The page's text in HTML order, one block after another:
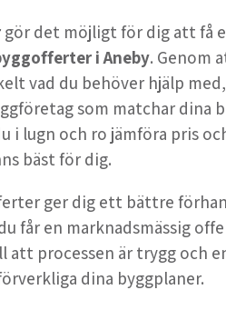
gör det möjligt för dig att få
i Aneby. Genom
vad du behöver hjälp
som matchar dina
i lugn och ro jämföra pris
bäst för dig.
ger dig ett bättre
får en marknadsmässig
att processen är trygg och
dina byggplaner.